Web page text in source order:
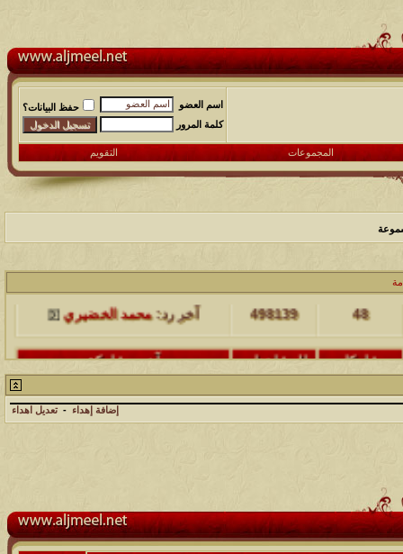
اسم العضو
حفظ البيانات؟
كلمة المرور
المجموعات التقويم
مشاركات المشاهدات آخر مشاركة
مشاركات
27
97390 آخر رد:محمد الخضيري
إضافة إهداء - تعديل اهداء